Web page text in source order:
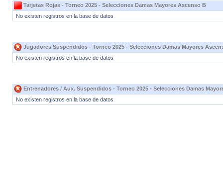
Tarjetas Rojas - Torneo 2025 - Selecciones Damas Mayores Ascenso B
No existen registros en la base de datos
Jugadores Suspendidos - Torneo 2025 - Selecciones Damas Mayores
No existen registros en la base de datos
Entrenadores / Aux. Suspendidos - Torneo 2025 - Selecciones Damas
No existen registros en la base de datos